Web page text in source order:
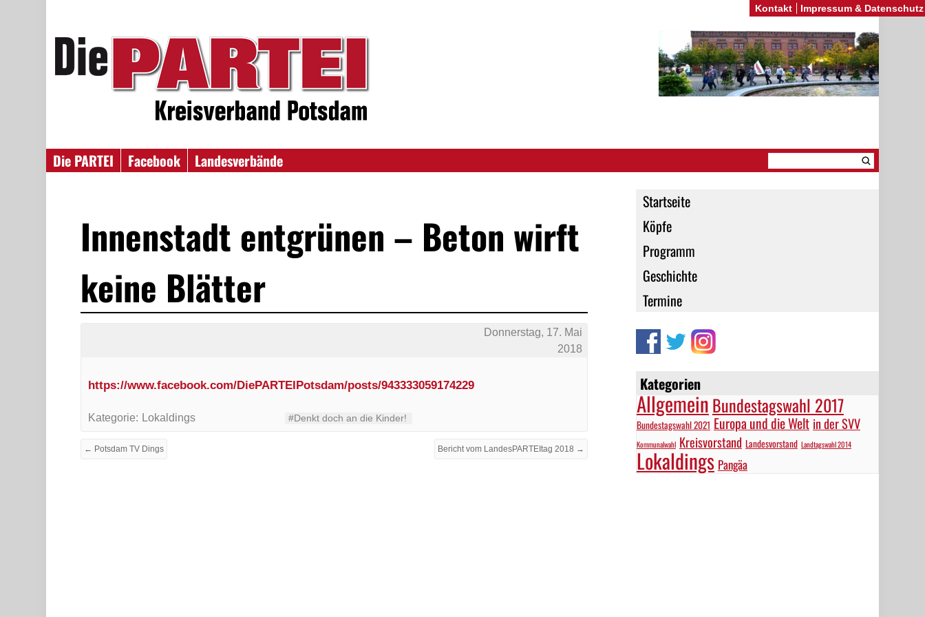
Die PARTEI Facebook
Landesverbände
Startseite
Köpfe
Programm
Geschichte
Termine
Kategorien
AllgemeinBundestagswahl 2017
Bundestagswahl 2021 Europa und die Welt in der SVV
Kommunalwahl Kreisvorstand Landesvorstand Landtagswahl 2014
Lokaldings Pangäa
Innenstadt entgrünen – Beton wirft
keine Blätter
Donnerstag, 17. Mai
2018
https://www.facebook.com/DiePARTEIPotsdam/posts/943333059174229
Kategorie: Lokaldings #Denkt doch an die Kinder!
← Potsdam TV Dings Bericht vom LandesPARTEItag 2018 →
Kontakt Impressum & Datenschutz